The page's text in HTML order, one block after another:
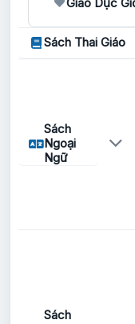
Sách Thai Giáo
Sách
Ngoại
Ngữ
Sách